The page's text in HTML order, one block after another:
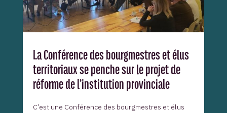
La Conférence des bourgmestres et élus
territoriaux se penche sur le projet de
réforme de l’institution provinciale
C’est une Conférence des bourgmestres et élus